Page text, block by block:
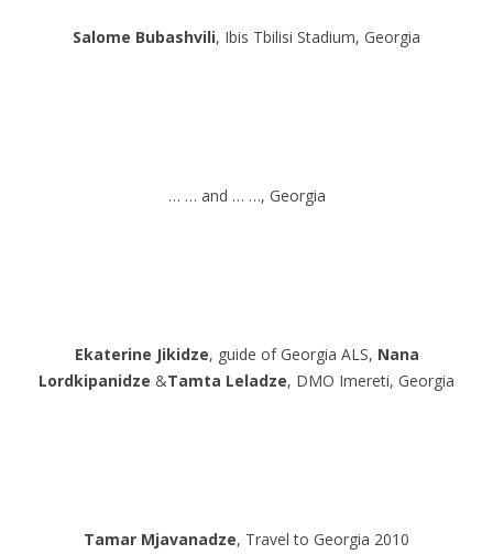
Salome Bubashvili, Ibis Tbilisi Stadium, Georgia
… … and … …, Georgia
Ekaterine Jikidze, guide of Georgia ALS, Nana
Lordkipanidze &Tamta Leladze, DMO Imereti, Georgia
Tamar Mjavanadze, Travel to Georgia 2010